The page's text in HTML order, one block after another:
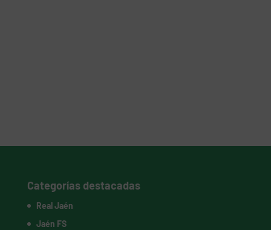
Categorías destacadas
Real Jaén
Jaén FS